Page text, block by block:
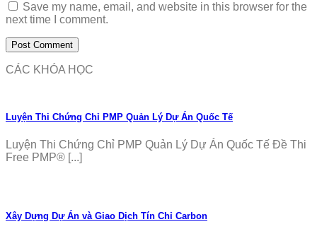
Save my name, email, and website in this browser for the
next time I comment.
CÁC KHÓA HỌC
Luyện Thi Chứng Chỉ PMP Quản Lý Dự Án Quốc Tế
Luyện Thi Chứng Chỉ PMP Quản Lý Dự Án Quốc Tế Đề Thi
Free PMP® [...]
Xây Dựng Dự Án và Giao Dịch Tín Chỉ Carbon